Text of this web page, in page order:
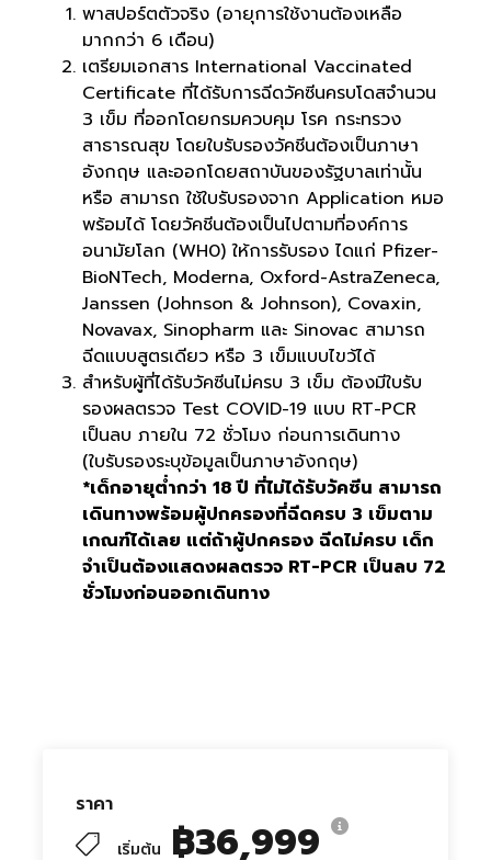
ราคา
เริ่มต้น ฿36,999
พาสปอร์ตตัวจริง (อายุการใช้งานต้องเหลือ
มากกว่า 6 เดือน)
เตรียมเอกสาร International Vaccinated
Certificate ที่ได้รับการฉีดวัคซีนครบโดสจำนวน
3 เข็ม ที่ออกโดยกรมควบคุม โรค กระทรวง
สาธารณสุข โดยใบรับรองวัคชีนต้องเป็นภาษา
อังกฤษ และออกโดยสถาบันของรัฐบาลเท่านั้น
หรือ สามารถ ใช้ใบรับรองจาก Application หมอ
พร้อมได้ โดยวัคชีนต้องเป็นไปตามที่องค์การ
อนามัยโลก (WH0) ให้การรับรอง ไดแก่ Pfizer-
BioNTech, Moderna, Oxford-AstraZeneca,
Janssen (Johnson & Johnson), Covaxin,
Novavax, Sinopharm และ Sinovac สามารถ
ฉีดแบบสูตรเดียว หรือ 3 เข็มแบบไขว้ได้
สำหรับผู้ที่ได้รับวัคซีนไม่ครบ 3 เข็ม ต้องมีใบรับ
รองผลตรวจ Test COVID-19 แบบ RT-PCR
เป็นลบ ภายใน 72 ชั่วโมง ก่อนการเดินทาง
(ใบรับรองระบุข้อมูลเป็นภาษาอังกฤษ)
*เด็กอายุต่ำกว่า 18 ปี ที่ไม่ได้รับวัคซีน สามารถ
เดินทางพร้อมผู้ปกครองที่ฉีดครบ 3 เข็มตาม
เกณฑ์ได้เลย แต่ถ้าผู้ปกครอง ฉีดไม่ครบ เด็ก
จำเป็นต้องแสดงผลตรวจ RT-PCR เป็นลบ 72
ชั่วโมงก่อนออกเดินทาง